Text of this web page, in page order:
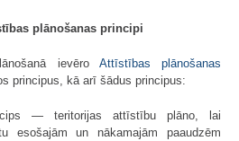
plānošanas principi
ievēro Attīstības plānošanas
principus, kā arī šādus principus:
— teritorijas attīstību plāno, lai
esošajām un nākamajām paaudzēm